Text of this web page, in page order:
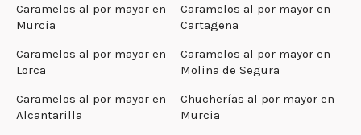
Caramelos al por mayor en
Murcia
Caramelos al por mayor en
Cartagena
Caramelos al por mayor en
Lorca
Caramelos al por mayor en
Molina de Segura
Caramelos al por mayor en
Alcantarilla
Chucherías al por mayor en
Murcia